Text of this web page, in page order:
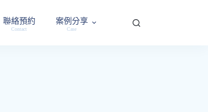
聯絡預約
Contact
案例分享
Case